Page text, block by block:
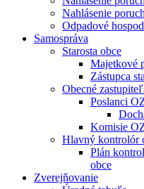
Nahlásenie
Odpadové
Samospráva
Starosta obce
Majetkové
Zástupca
Obecné
Poslanci
Komisie
Hlavný kontrolór
Plán
obce
Zverejňovanie